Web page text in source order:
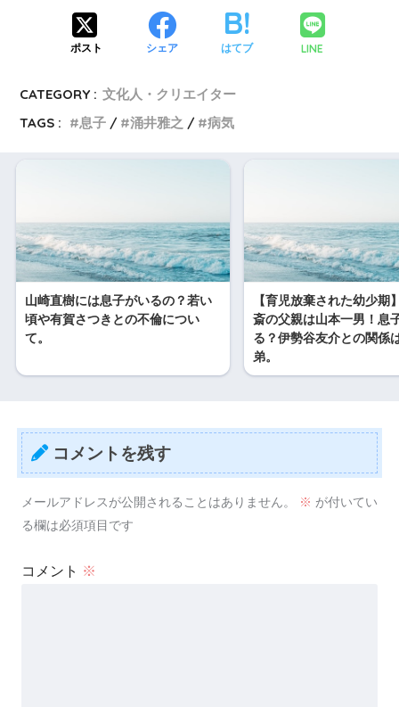
ポスト シェア はてブ LINE
CATEGORY : 文化人・クリエイター
TAGS :
息子 涌井雅之 病気
山崎直樹には息子がいるの？若い
頃や有賀さつきとの不倫につい
て。
【育児放棄された幼少期
斎の父親は山本一男！息
る？伊勢谷友介との関係
弟。
コメントを残す
メールアドレスが公開されることはありません。 ※ が付いてい
る欄は必須項目です
コメント ※